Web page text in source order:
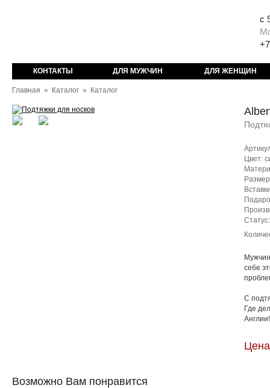
с
КОНТАКТЫ ДЛЯ МУЖЧИН ДЛЯ ЖЕНЩИН
Главная » Каталог » Каталог
Цвет:
себе
С
Где
Англии!
Возможно Вам понравится